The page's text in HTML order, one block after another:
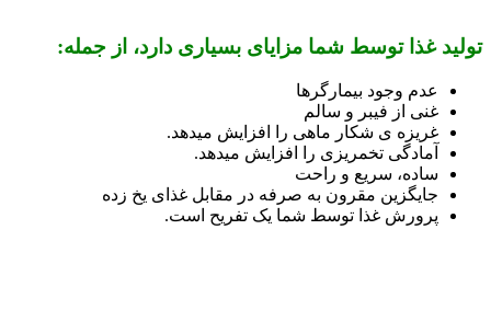
تولید غذا توسط شما مزایای بسیاری دارد، از جمله:
عدم وجود بیمارگرها
غنی از فیبر و سالم
غریزه­ ی شکار ماهی را افزایش می­دهد.
آمادگی تخمریزی را افزایش می­دهد.
ساده، سریع و راحت
جایگزین مقرون به صرفه در مقابل غذای یخ زده
پرورش غذا توسط شما یک تفریح است.